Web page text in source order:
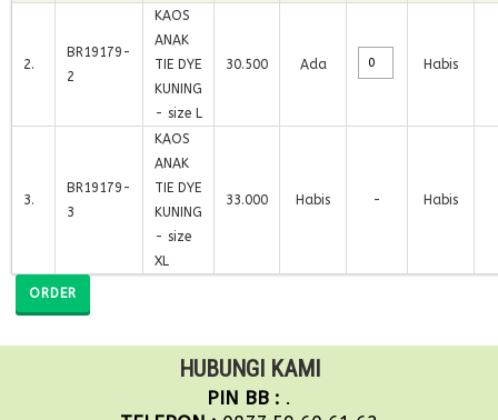
2.
BR19179-
2
KAOS
ANAK
TIE DYE
KUNING
- size L
30.500 Ada Habis
3.
BR19179-
3
KAOS
ANAK
TIE DYE
KUNING
- size
XL
33.000 Habis - Habis
ORDER
HUBUNGI KAMI
PIN BB : .